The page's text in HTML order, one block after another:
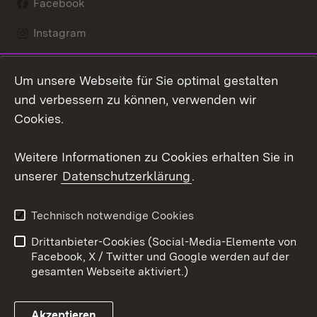
Facebook
Instagram
Mastodon
Youtube
Kontakt
Datenschutz
Barrierefreiheit
Impressum Cookies
Um unsere Webseite für Sie optimal gestalten
und verbessern zu können, verwenden wir
Cookies.
Weitere Informationen zu Cookies erhalten Sie in
unserer Datenschutzerklärung.
Technisch notwendige Cookies
Drittanbieter-Cookies (Social-Media-Elemente von
Facebook, X / Twitter und Google werden auf der
gesamten Webseite aktiviert.)